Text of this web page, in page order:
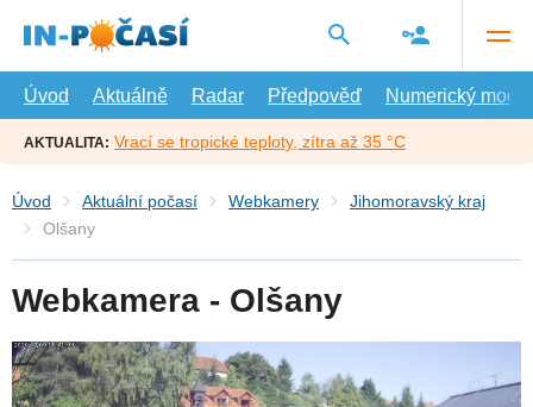
hlavní
Úvod
Aktuálně Radar Předpověď Numerický model
AKTUALITA: Vrací se tropické teploty, zítra až 35 °C
Úvod Aktuální počasí Webkamery
Jihomoravský kraj
Olšany
Webkamera - Olšany